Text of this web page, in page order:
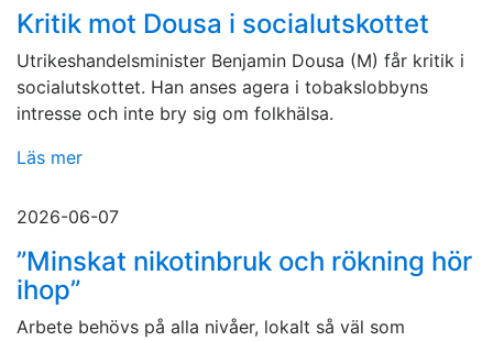
Kritik mot Dousa i socialutskottet
Utrikeshandelsminister Benjamin Dousa (M) får kritik i
socialutskottet. Han anses agera i tobakslobbyns
intresse och inte bry sig om folkhälsa.
Läs mer
2026-06-07
”Minskat nikotinbruk och rökning hör
ihop”
Arbete behövs på alla nivåer, lokalt så väl som